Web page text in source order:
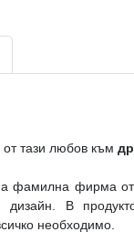
тази любов към
фамилна фирма от
дизайн. В
необходимо.